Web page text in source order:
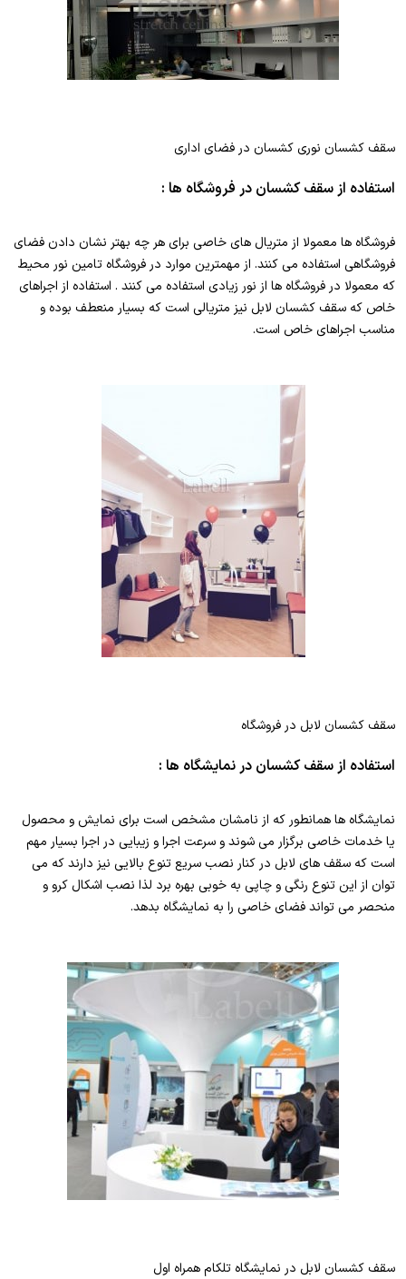
سقف کشسان نوری کشسان در فضای اداری
استفاده از سقف کشسان در فروشگاه ها :
فروشگاه ها معمولا از متریال های خاصی برای هر چه بهتر نشان دادن فضای
فروشگاهی استفاده می کنند. از مهمترین موارد در فروشگاه تامین نور محیط
که معمولا در فروشگاه ها از نور زیادی استفاده می کنند . استفاده از اجراهای
خاص که سقف کشسان لابل نیز متریالی است که بسیار منعطف بوده و
مناسب اجراهای خاص است.
سقف کشسان لابل در فروشگاه
استفاده از سقف کشسان در نمایشگاه ها :
نمایشگاه ها همانطور که از نامشان مشخص است برای نمایش و محصول
یا خدمات خاصی برگزار می شوند و سرعت اجرا و زیبایی در اجرا بسیار مهم
است که سقف های لابل در کنار نصب سریع تنوع بالایی نیز دارند که می
توان از این تنوع رنگی و چاپی به خوبی بهره برد لذا نصب اشکال کرو و
منحصر می تواند فضای خاصی را به نمایشگاه بدهد.
سقف کشسان لابل در نمایشگاه تلکام همراه اول